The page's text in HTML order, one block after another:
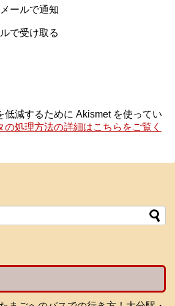
ールで通知
で受け取る
低減するために Akismet を使ってい
の処理方法の詳細はこちらをご覧く